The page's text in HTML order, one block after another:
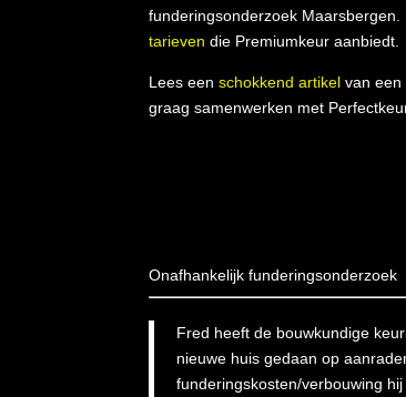
funderingsonderzoek
tarieven die Premiumkeur aanbiedt.
Lees eenschokkend artikel van een
graag samenwerken met
Onafhankelijk funderingsonderzoek
Fred heeft de bouwkundige
nieuwe huis gedaan op
funderingskosten/verbouwing